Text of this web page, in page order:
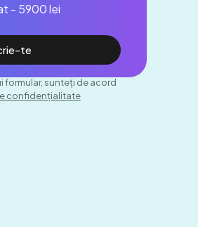
- 5900 lei
te
formular, sunteți de acord
confidențialitate